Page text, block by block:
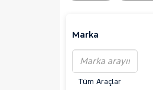
Marka
Tüm Araçlar